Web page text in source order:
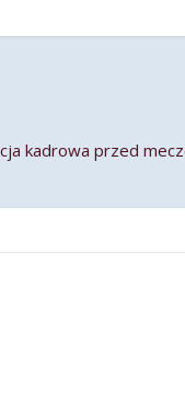
kadrowa przed